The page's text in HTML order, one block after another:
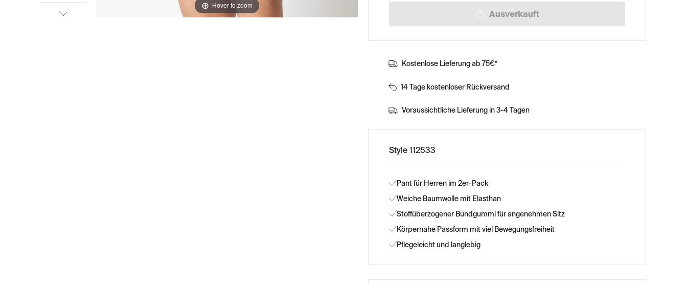
Hover to zoom
Kostenlose Lieferung ab 75€*
14 Tage kostenloser Rückversand
Voraussichtliche Lieferung in 3-4 Tagen
Style 112533
Pant für Herren im 2er-Pack
Weiche Baumwolle mit Elasthan
Stoffüberzogener Bundgummi für angenehmen Sitz
Körpernahe Passform mit viel Bewegungsfreiheit
Pflegeleicht und langlebig